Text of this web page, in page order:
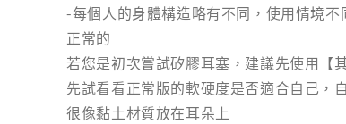
-每個人的身體構造略有不同，使用情境
正常的
若您是初次嘗試矽膠耳塞，建議先使用【
先試看看正常版的軟硬度是否適合自己，
很像黏土材質放在耳朵上